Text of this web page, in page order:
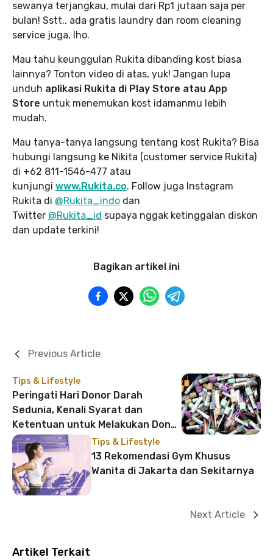
sewanya terjangkau, mulai dari Rp1 jutaan saja per
bulan! Sstt.. ada gratis laundry dan room cleaning
service juga, lho.
Mau tahu keunggulan Rukita dibanding kost biasa
lainnya? Tonton video di atas, yuk! Jangan lupa
unduh aplikasi Rukita di Play Store atau App
Store untuk menemukan kost idamanmu lebih
mudah.
Mau tanya-tanya langsung tentang kost Rukita? Bisa
hubungi langsung ke Nikita (customer service Rukita)
di +62 811-1546-477 atau
kunjungi www.Rukita.co. Follow juga Instagram
Rukita di @Rukita_indo dan
Twitter @Rukita_id supaya nggak ketinggalan diskon
dan update terkini!
Bagikan artikel ini
Tips & Lifestyle
Peringati Hari Donor Darah
Sedunia, Kenali Syarat dan
Ketentuan untuk Melakukan Donor
Darah
Previous Article
Tips & Lifestyle
13 Rekomendasi Gym Khusus
Wanita di Jakarta dan Sekitarnya
Next Article
Artikel Terkait